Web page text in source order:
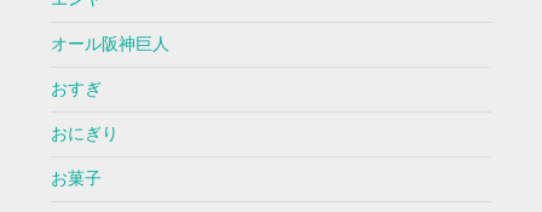
オール阪神巨人
おすぎ
おにぎり
お菓子